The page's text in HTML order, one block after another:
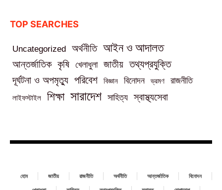
TOP SEARCHES
Uncategorized অর্থনীতি আইন ও আদালত
আন্তর্জাতিক কৃষি খেলাধুলা জাতীয় তথ্যপ্রযুক্তি
দূর্ঘটনা ও অপমৃত্যু পরিবেশ বিজ্ঞান বিনোদন ভ্রমণ রাজনীতি
লাইফস্টাইল শিক্ষা সারাদেশ সাহিত্য স্বাস্থ্যসেবা
হোম জাতীয় রাজনীতি অর্থনীতি আন্তর্জাতিক বিনোদন